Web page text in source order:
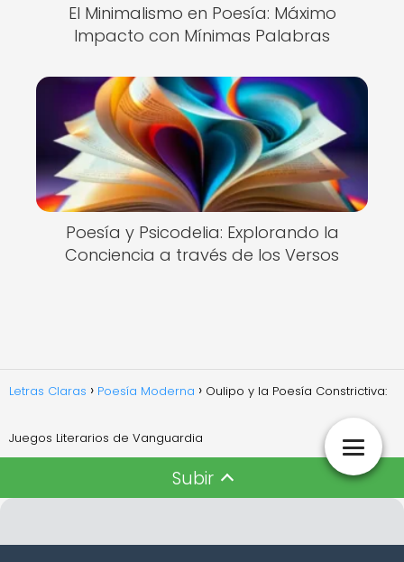
El Minimalismo en Poesía: Máximo
Impacto con Mínimas Palabras
Poesía y Psicodelia: Explorando la
Conciencia a través de los Versos
Letras Claras Poesía Moderna Oulipo y la Poesía Constrictiva:
Juegos Literarios de Vanguardia
Subir